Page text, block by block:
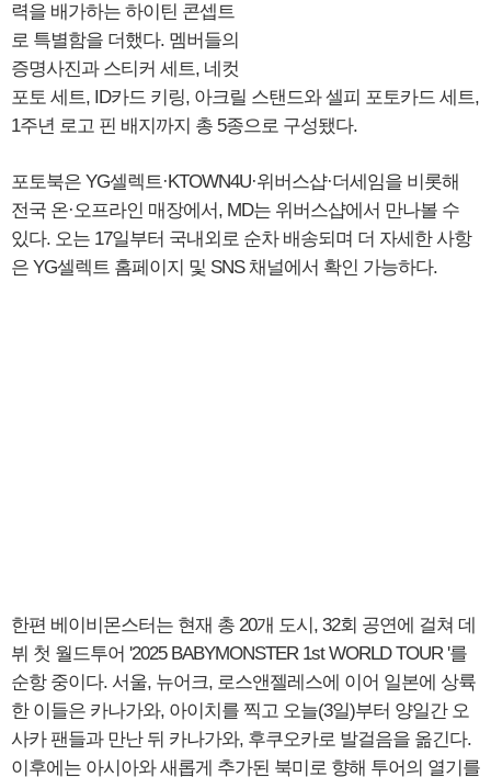
력을 배가하는 하이틴 콘셉트
로 특별함을 더했다. 멤버들의
증명사진과 스티커 세트, 네컷
포토 세트, ID카드 키링, 아크릴 스탠드와 셀피 포토카드 세트,
1주년 로고 핀 배지까지 총 5종으로 구성됐다.
포토북은 YG셀렉트·KTOWN4U·위버스샵·더세임을 비롯해
전국 온·오프라인 매장에서, MD는 위버스샵에서 만나볼 수
있다. 오는 17일부터 국내외로 순차 배송되며 더 자세한 사항
은 YG셀렉트 홈페이지 및 SNS 채널에서 확인 가능하다.
한편 베이비몬스터는 현재 총 20개 도시, 32회 공연에 걸쳐 데
뷔 첫 월드투어 '2025 BABYMONSTER 1st WORLD TOUR'를
순항 중이다. 서울, 뉴어크, 로스앤젤레스에 이어 일본에 상륙
한 이들은 카나가와, 아이치를 찍고 오늘(3일)부터 양일간 오
사카 팬들과 만난 뒤 카나가와, 후쿠오카로 발걸음을 옮긴다.
이후에는 아시아와 새롭게 추가된 북미로 향해 투어의 열기를